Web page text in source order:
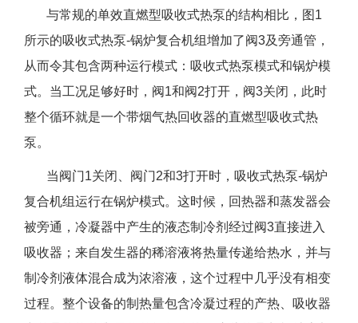
与常规的单效直燃型吸收式热泵的结构相比，图1
所示的吸收式热泵-锅炉复合机组增加了阀3及旁通管，
从而令其包含两种运行模式：吸收式热泵模式和锅炉模
式。当工况足够好时，阀1和阀2打开，阀3关闭，此时
整个循环就是一个带烟气热回收器的直燃型吸收式热
泵。
当阀门1关闭、阀门2和3打开时，吸收式热泵-锅炉
复合机组运行在锅炉模式。这时候，回热器和蒸发器会
被旁通，冷凝器中产生的液态制冷剂经过阀3直接进入
吸收器；来自发生器的稀溶液将热量传递给热水，并与
制冷剂液体混合成为浓溶液，这个过程中几乎没有相变
过程。整个设备的制热量包含冷凝过程的产热、吸收器